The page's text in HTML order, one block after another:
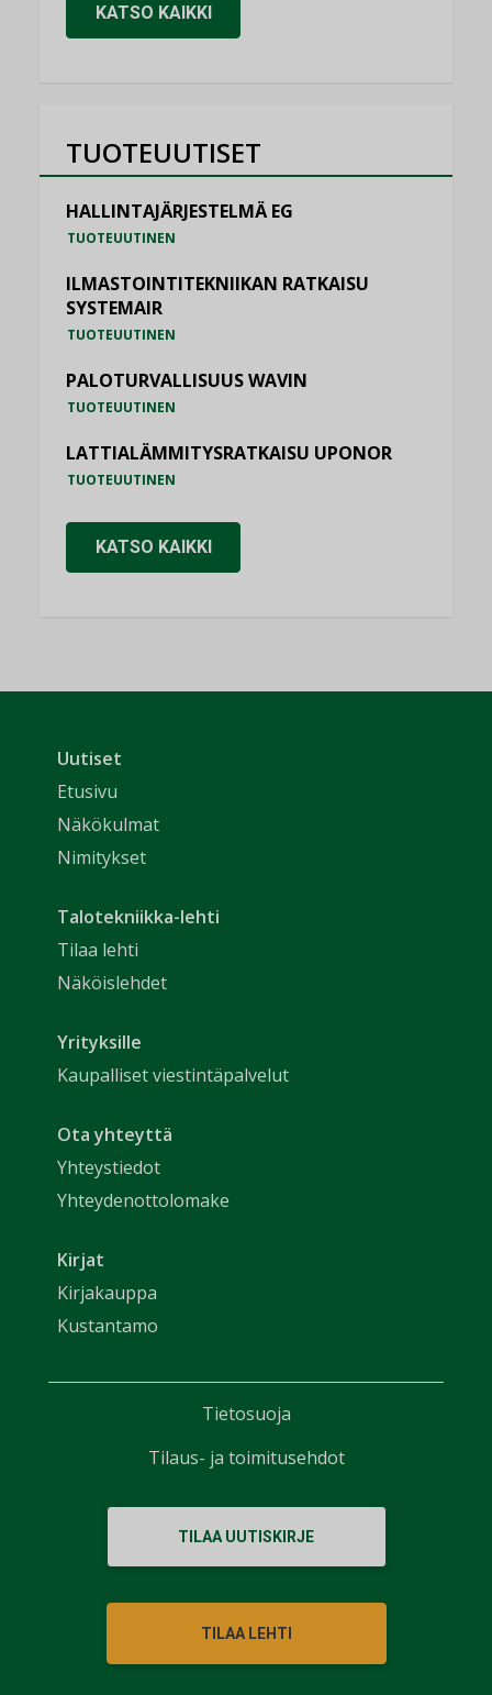
KATSO KAIKKI
TUOTEUUTISET
HALLINTAJÄRJESTELMÄ EG
TUOTEUUTINEN
ILMASTOINTITEKNIIKAN RATKAISU
SYSTEMAIR
TUOTEUUTINEN
PALOTURVALLISUUS WAVIN
TUOTEUUTINEN
LATTIALÄMMITYSRATKAISU UPONOR
TUOTEUUTINEN
KATSO KAIKKI
Uutiset
Etusivu
Näkökulmat
Nimitykset
Talotekniikka-lehti
Tilaa lehti
Näköislehdet
Yrityksille
Kaupalliset viestintäpalvelut
Ota yhteyttä
Yhteystiedot
Yhteydenottolomake
Kirjat
Kirjakauppa
Kustantamo
TILAA UUTISKIRJE
TILAA LEHTI
Tietosuoja
Tilaus- ja toimitusehdot